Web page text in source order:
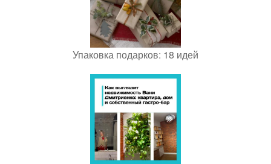
Упаковка подарков: 18 идей